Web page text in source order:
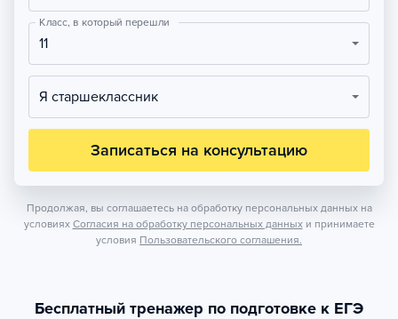
Класс, в который перешли
11
Я старшеклассник
Записаться на консультацию
Продолжая, вы соглашаетесь на обработку персональных данных на
условиях Согласия на обработку персональных данных и принимаете
условия Пользовательского соглашения.
Бесплатный тренажер по подготовке к ЕГЭ